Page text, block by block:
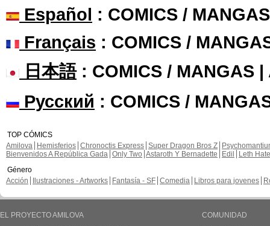
Español : COMICS /
Français : COMICS /
日本語: COMICS / MANGAS |
Русский : COMICS /
TOP CÓMICS
Amilova
Hemisferios Chronoctis Express Super Dragon Bros Z
Bienvenidos A República Gada Only Two Astaroth Y Bernadette Edil
Leth Hate
Género
Acción
Ilustraciones - Artworks Fantasía - SF Comedia Libros para jovenes
EL PROYECTO AMILOVA
COMUNIDAD